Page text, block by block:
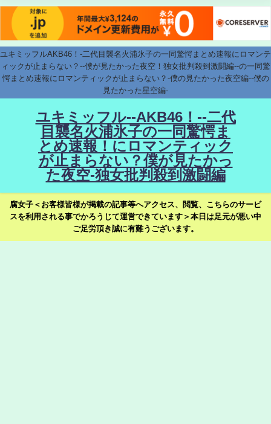
ユキミッフルAKB46！-二代目襲名火浦氷子の一同驚愕まとめ速報にロマンテ
ィックが止まらない？--僕が見たかった夜空！独女批判殺到激闘編--の一同驚
愕まとめ速報にロマンティックが止まらない？-僕の見たかった夜空編--僕の
見たかった星空編-
ユキミッフル--AKB46！--二代
目襲名火浦氷子の一同驚愕ま
とめ速報！にロマンティック
が止まらない？僕が見たかっ
た夜空-独女批判殺到激闘編
腐女子＜お客様皆様が掲載の記事等へアクセス、閲覧、こちらのサービ
スを利用される事でかろうじて運営できています＞本日は足元が悪い中
ご足労頂き誠に有難うございます。